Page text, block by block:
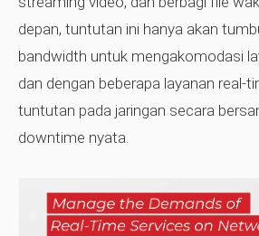
depan, tuntutan ini hanya akan
bandwidth untuk mengakomodasi
dan dengan beberapa layanan real-
tuntutan pada jaringan secara
downtime nyata.